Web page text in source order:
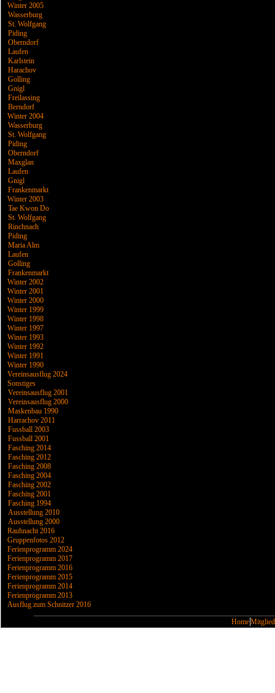
Winter 2005
Wasserburg
St. Wolfgang
Piding
Oberndorf
Laufen
Karlstein
Harachov
Golling
Gnigl
Freilassing
Berndorf
Winter 2004
Wasserburg
St. Wolfgang
Piding
Oberndorf
Maxglan
Laufen
Gnigl
Frankenmarkt
Winter 2003
Tae Kwon Do
St. Wolfgang
Rinchnach
Piding
Maria Alm
Laufen
Golling
Frankenmarkt
Winter 2002
Winter 2001
Winter 2000
Winter 1999
Winter 1998
Winter 1997
Winter 1993
Winter 1992
Winter 1991
Winter 1990
Vereinsausflug 2024
Sonstiges
Vereinsausflug 2001
Vereinsausflug 2000
Maskenbau 1990
Harrachov 2011
Fussball 2003
Fussball 2001
Fasching 2014
Fasching 2012
Fasching 2008
Fasching 2004
Fasching 2002
Fasching 2001
Fasching 1994
Ausstellung 2010
Ausstellung 2000
Rauhnacht 2016
Gruppenfotos 2012
Ferienprogramm 2024
Ferienprogramm 2017
Ferienprogramm 2016
Ferienprogramm 2015
Ferienprogramm 2014
Ferienprogramm 2013
Ausflug zum Schnitzer 2016
Home